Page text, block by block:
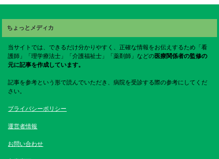
ちょっとメディカ
当サイトでは、できるだけ分かりやすく、正確な情報をお伝えするため「看
護師」「理学療法士」「介護福祉士」「薬剤師」などの医療関係者の監修の
元に記事を作成しています。
記事を参考という形で読んでいただき、病院を受診する際の参考にしてくだ
さい。
プライバシーポリシー
運営者情報
お問い合わせ